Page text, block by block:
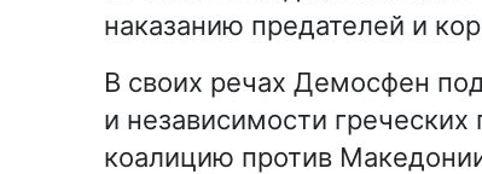
наказанию предателей и
В своих речах Демосфен
и независимости
коалицию против